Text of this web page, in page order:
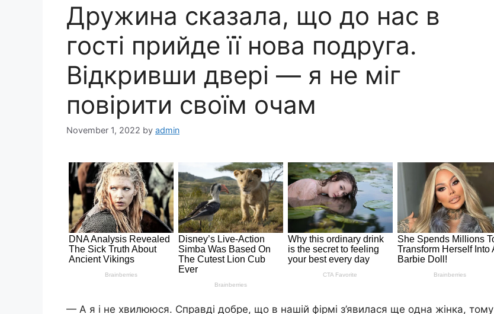
Дружина сказала, що до нас в
гості прийде її нова подруга.
Відкривши двері — я не міг
повірити своїм очам
November 1, 2022 by admin
— А я і не хвилююся. Справді добре, що в нашій фірмі з’явилася ще одна жінка, тому